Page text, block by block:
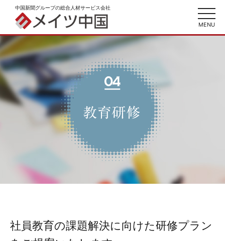
MENU
中国新聞グループの総合人材サービス会社
社員教育の課題解決に向けた研修プラン